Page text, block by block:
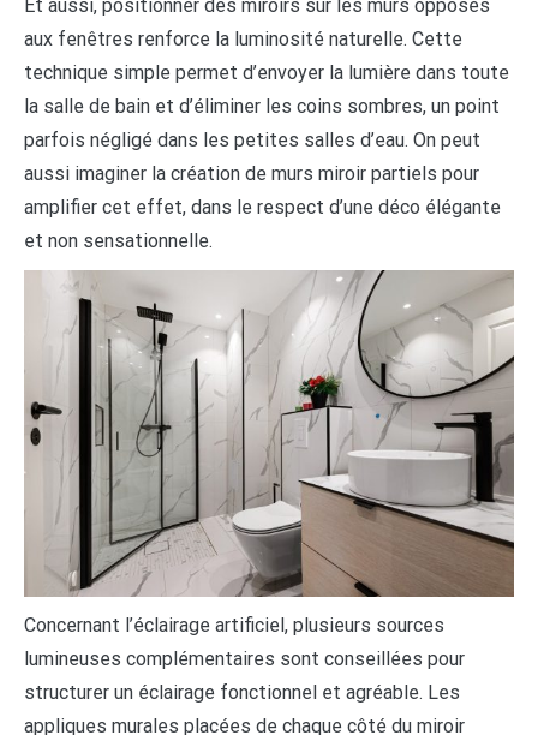
Et aussi, positionner des miroirs sur les murs opposés
aux fenêtres renforce la luminosité naturelle. Cette
technique simple permet d’envoyer la lumière dans toute
la salle de bain et d’éliminer les coins sombres, un point
parfois négligé dans les petites salles d’eau. On peut
aussi imaginer la création de murs miroir partiels pour
amplifier cet effet, dans le respect d’une déco élégante
et non sensationnelle.
Concernant l’éclairage artificiel, plusieurs sources
lumineuses complémentaires sont conseillées pour
structurer un éclairage fonctionnel et agréable. Les
appliques murales placées de chaque côté du miroir